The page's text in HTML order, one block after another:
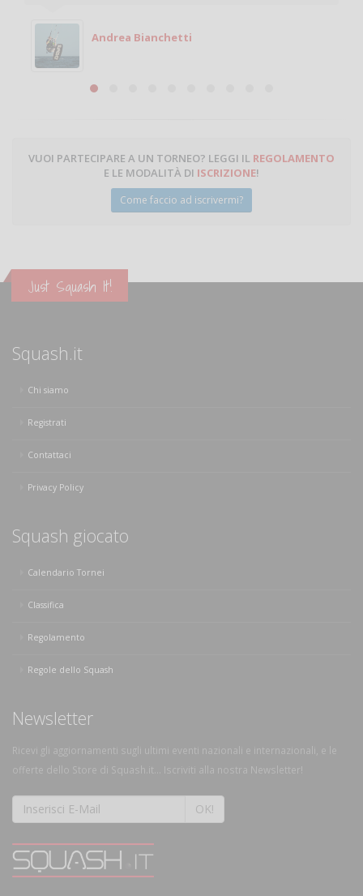
Michele
Michele Miglionico
VUOI PARTECIPARE A UN TORNEO? LEGGI IL REGOLAMENTO
E LE MODALITÀ DI ISCRIZIONE!
Come faccio ad iscrivermi?
Just Squash It!
Squash.it
Chi siamo
Registrati
Contattaci
Privacy Policy
Squash giocato
Calendario Tornei
Classifica
Regolamento
Regole dello Squash
Newsletter
Ricevi gli aggiornamenti sugli ultimi eventi nazionali e internazionali, e le
offerte dello Store di Squash.it... Iscriviti alla nostra Newsletter!
OK!